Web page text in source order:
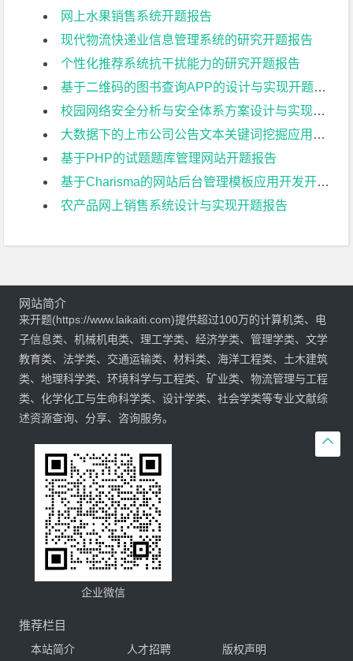
网上水果销售系统开题报告
现代物流快递业信息管理系统的研究开题报告
个性化推荐系统抗干扰能力的研究开题报告
基于二维码的图书查询APP的设计与实现开题报告
校园网络安全分析与安全体系方案设计与实现开题报告
大数据下的上市公司公告文本关键词挖掘应用技术开题报告
基于PHP的试题题库管理网站开题报告
基于Charisma的网站后台管理模板应用开发开题报告
农产品网上销售系统设计与实现开题报告

网站简介
来开题(https://www.laikaiti.com)提供超过100万的计算机类、电
子信息类、机械机电类、理工学类、经济学类、管理学类、文学
教育类、法学类、交通运输类、材料类、海洋工程类、土木建筑
类、地理科学类、环境科学与工程类、矿业类、物流管理与工程
类、化学化工与生命科学类、设计学类、社会学类等专业文献综
述资源查询、分享、咨询服务。
企业微信
推荐栏目
本站简介 人才招聘 版权声明